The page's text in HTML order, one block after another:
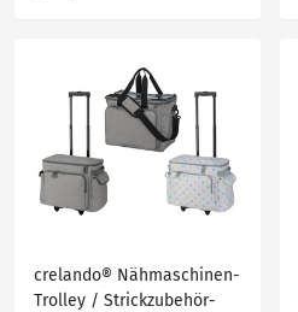
crelando® Nähmaschinen-
Trolley / Strickzubehör-